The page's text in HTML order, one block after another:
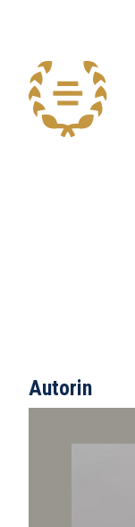
Autorin